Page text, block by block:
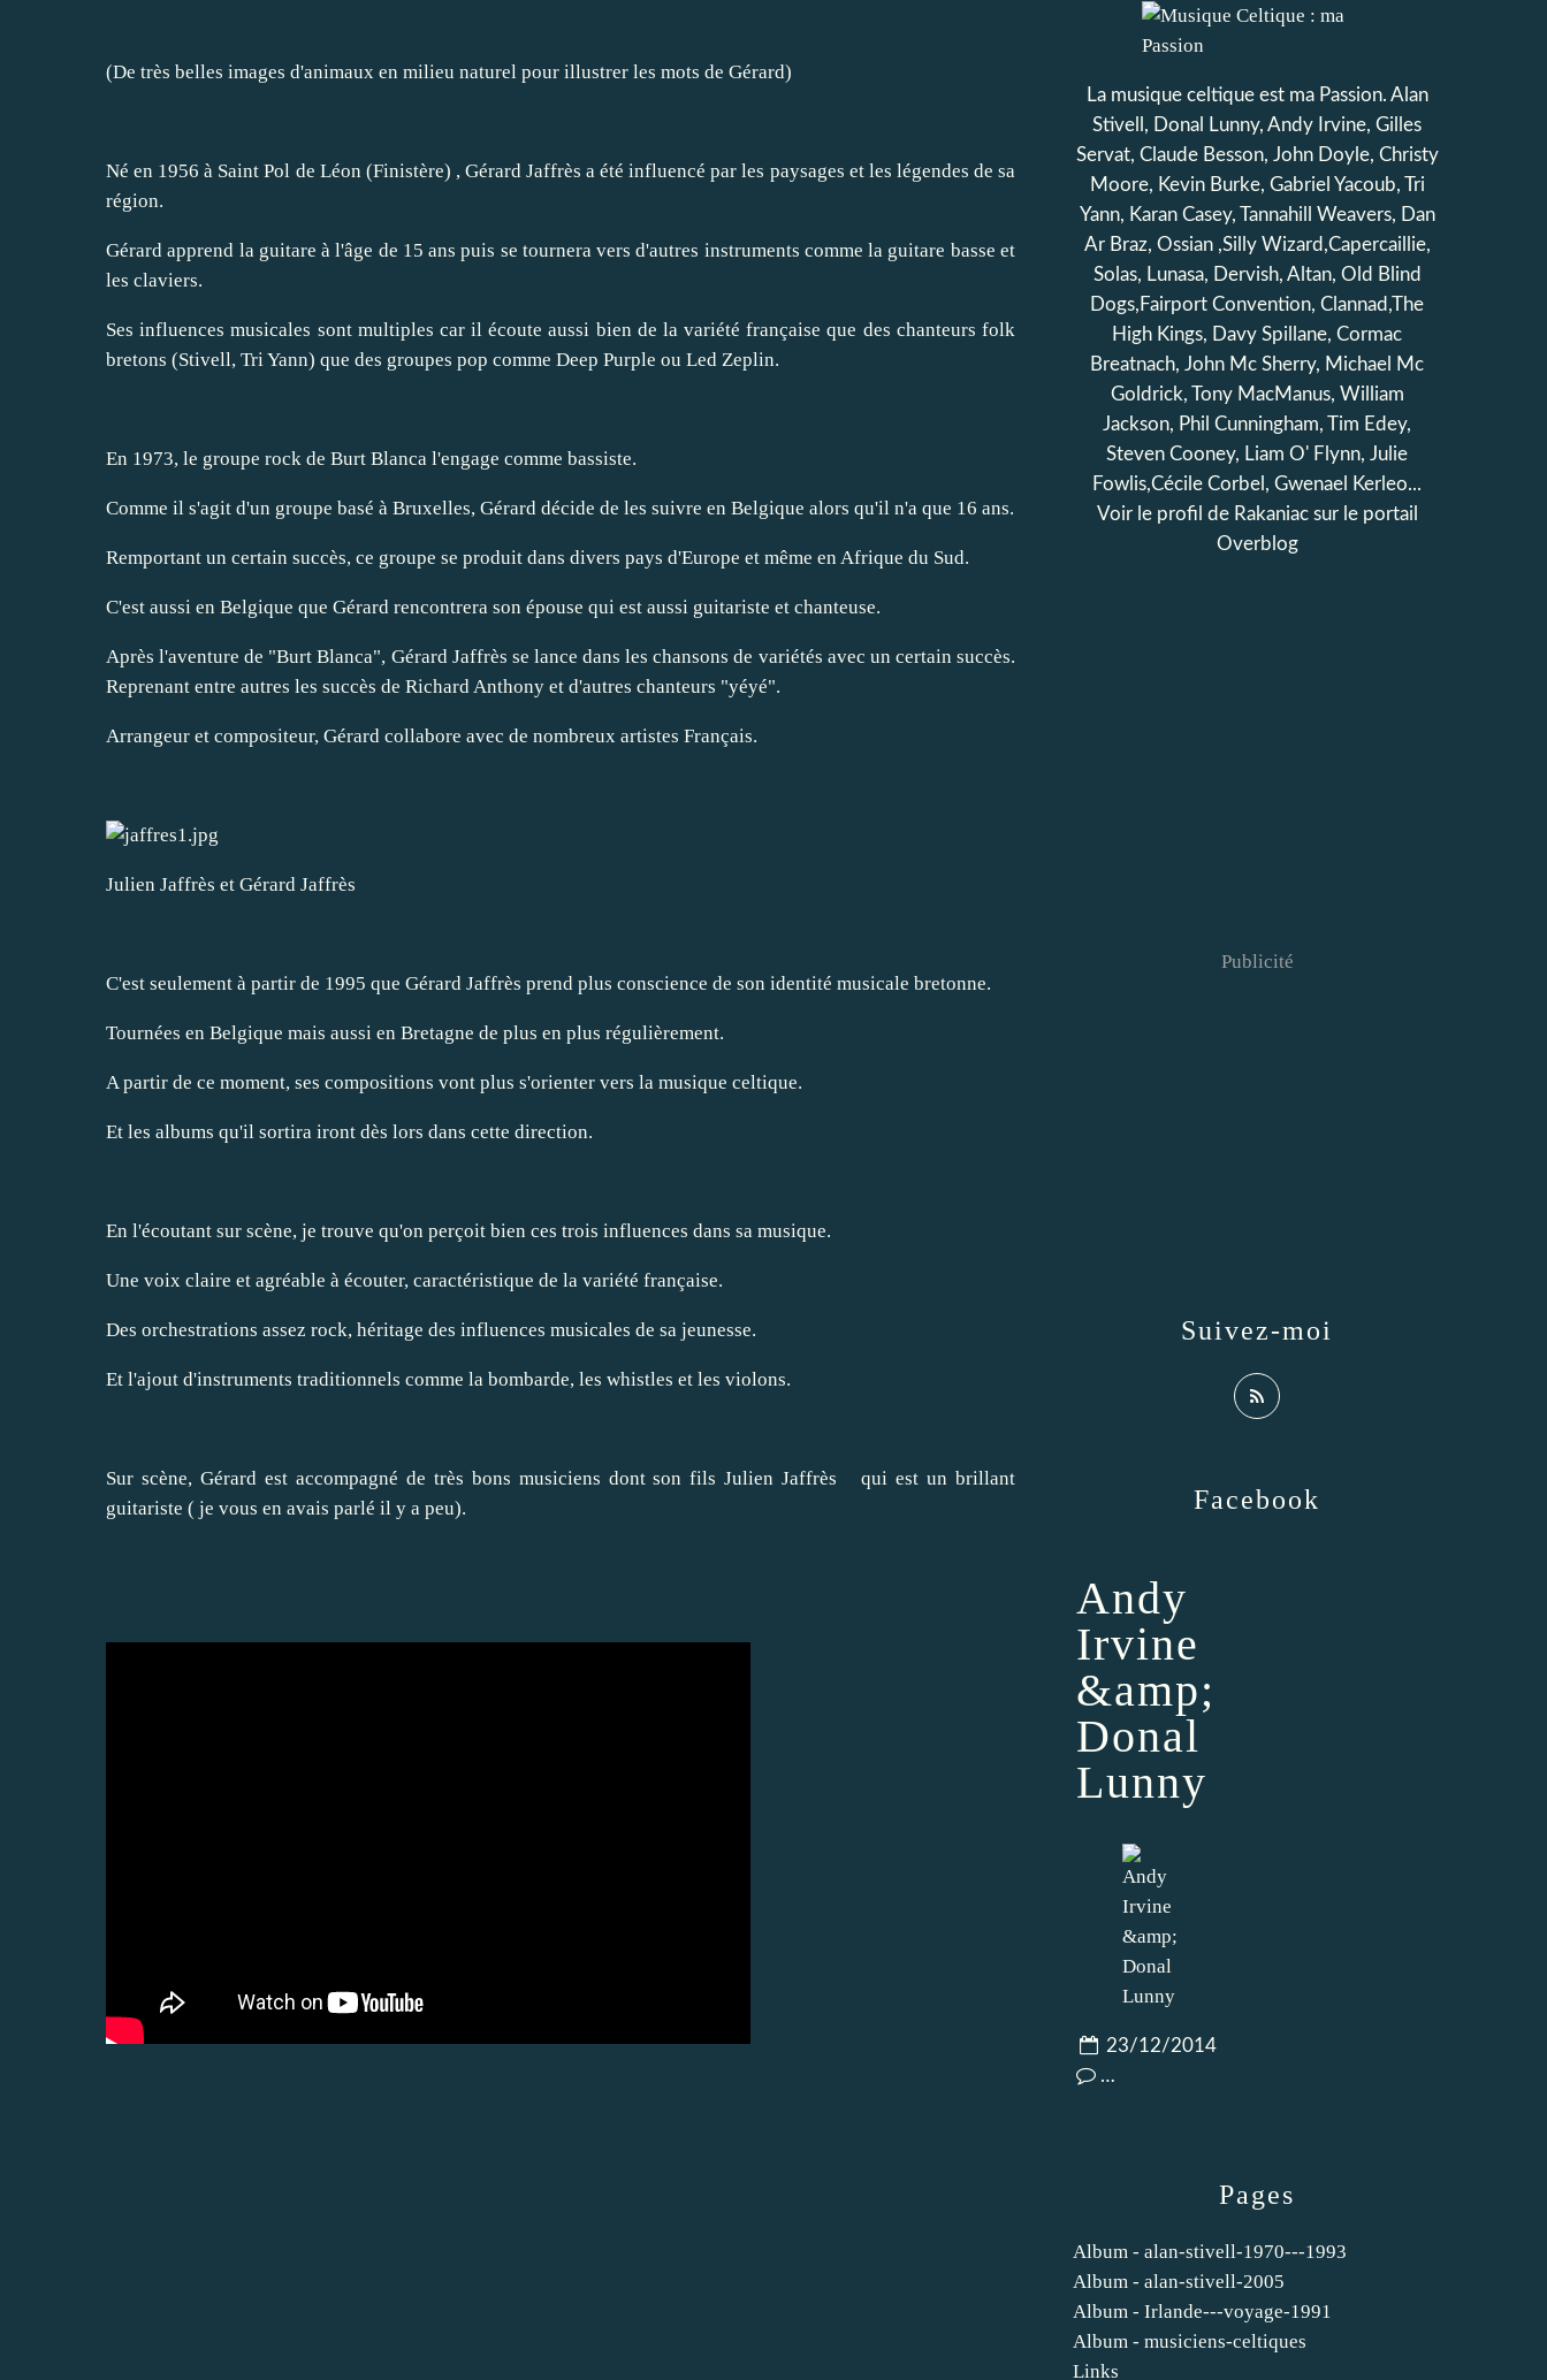
(De très belles images d'animaux en milieu naturel pour illustrer les mots de Gérard)
Né en 1956 à Saint Pol de Léon (Finistère) , Gérard Jaffrès a été influencé par les paysages et les légendes de sa
région.
Gérard apprend la guitare à l'âge de 15 ans puis se tournera vers d'autres instruments comme la guitare basse et
les claviers.
Ses influences musicales sont multiples car il écoute aussi bien de la variété française que des chanteurs folk
bretons (Stivell, Tri Yann) que des groupes pop comme Deep Purple ou Led Zeplin.
En 1973, le groupe rock de Burt Blanca l'engage comme bassiste.
Comme il s'agit d'un groupe basé à Bruxelles, Gérard décide de les suivre en Belgique alors qu'il n'a que 16 ans.
Remportant un certain succès, ce groupe se produit dans divers pays d'Europe et même en Afrique du Sud.
C'est aussi en Belgique que Gérard rencontrera son épouse qui est aussi guitariste et chanteuse.
Après l'aventure de "Burt Blanca", Gérard Jaffrès se lance dans les chansons de variétés avec un certain succès.
Reprenant entre autres les succès de Richard Anthony et d'autres chanteurs "yéyé".
Arrangeur et compositeur, Gérard collabore avec de nombreux artistes Français.
Julien Jaffrès et Gérard Jaffrès
C'est seulement à partir de 1995 que Gérard Jaffrès prend plus conscience de son identité musicale bretonne.
Tournées en Belgique mais aussi en Bretagne de plus en plus régulièrement.
A partir de ce moment, ses compositions vont plus s'orienter vers la musique celtique.
Et les albums qu'il sortira iront dès lors dans cette direction.
En l'écoutant sur scène, je trouve qu'on perçoit bien ces trois influences dans sa musique.
Une voix claire et agréable à écouter, caractéristique de la variété française.
Des orchestrations assez rock, héritage des influences musicales de sa jeunesse.
Et l'ajout d'instruments traditionnels comme la bombarde, les whistles et les violons.
Sur scène, Gérard est accompagné de très bons musiciens dont son filsJulien Jaffrès qui est un brillant
guitariste ( je vous en avais parlé il y a peu).
Pages
Album - alan-stivell-1970---1993
Album - alan-stivell-2005
Album - Irlande---voyage-1991
Album - musiciens-celtiques
Links
La musique celtique est ma Passion. Alan
Stivell, Donal Lunny, Andy Irvine, Gilles
Servat, Claude Besson, John Doyle, Christy
Moore, Kevin Burke, Gabriel Yacoub, Tri
Yann, Karan Casey, Tannahill Weavers, Dan
Ar Braz, Ossian ,Silly Wizard,Capercaillie,
Solas, Lunasa, Dervish, Altan, Old Blind
Dogs,Fairport Convention, Clannad,The
High Kings, Davy Spillane, Cormac
Breatnach, John Mc Sherry, Michael Mc
Goldrick, Tony MacManus, William
Jackson, Phil Cunningham, Tim Edey,
Steven Cooney, Liam O' Flynn, Julie
Fowlis,Cécile Corbel, Gwenael Kerleo...
Voir le profil de Rakaniacsur le portail
Overblog
Suivez-moi
Facebook
Andy
Irvine
&amp;
Donal
Lunny
23/12/2014
…
Publicité